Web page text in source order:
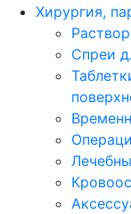
Хирургия,
Спреи